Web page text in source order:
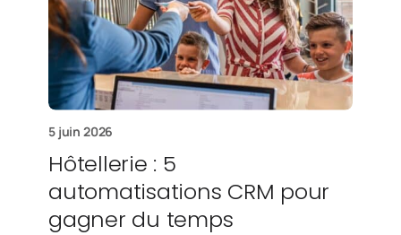
5 juin 2026
Hôtellerie : 5
automatisations CRM pour
gagner du temps